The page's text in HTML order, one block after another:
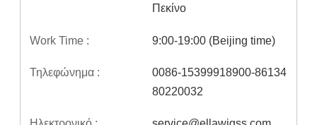
Πεκίνο
Work Time : 9:00-19:00 (Beijing time)
Τηλεφώνημα :
0086-15399918900-86134
80220032